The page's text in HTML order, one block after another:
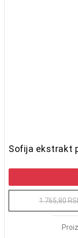
Sofija ekstrakt
1.765,80